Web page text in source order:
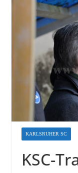
KARLSRUHER SC
KSC-